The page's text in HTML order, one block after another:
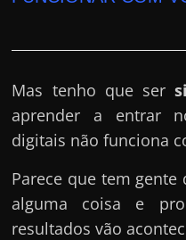
Mas tenho que ser
aprender a entrar
digitais não funciona
Parece que tem
alguma coisa e
resultados vão